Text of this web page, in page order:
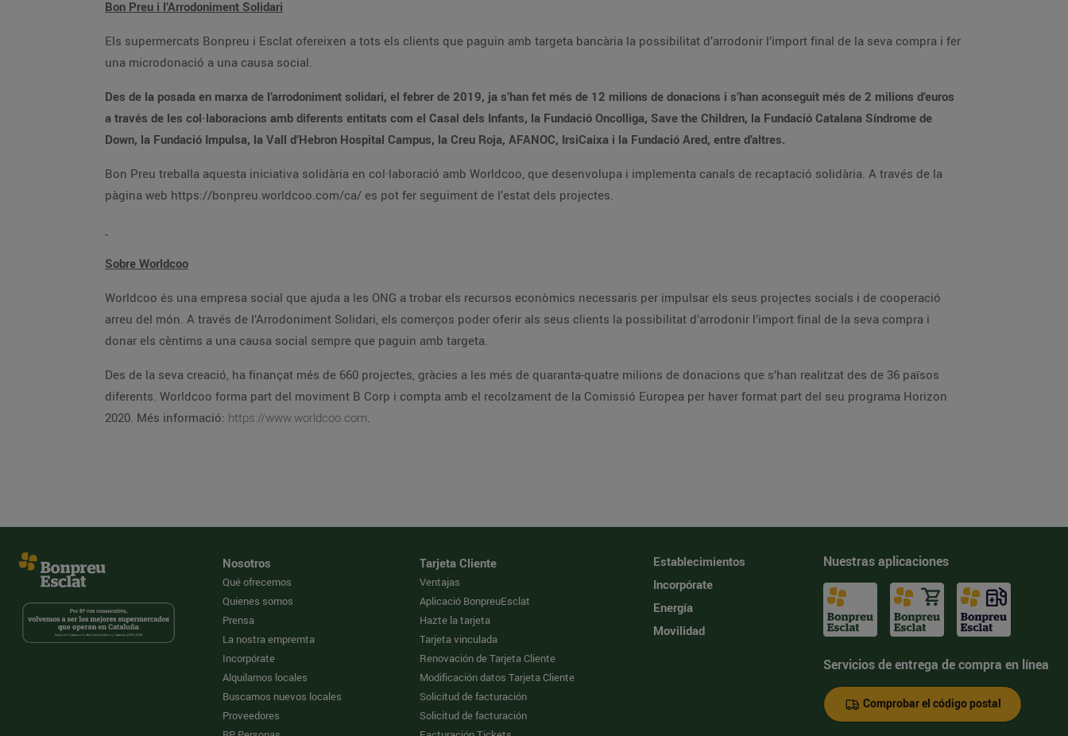
Bon Preu i l’Arrodoniment Solidari
Els supermercats Bonpreu i Esclat ofereixen a tots els clients que paguin amb targeta bancària la possibilitat d’arrodonir l’import final de la seva compra i fer
una microdonació a una causa social.
Des de la posada en marxa de l’arrodoniment solidari, el febrer de 2019, ja s’han fet més de 12 milions de donacions i s’han aconseguit més de 2 milions d’euros
a través de les col·laboracions amb diferents entitats com el Casal dels Infants, la Fundació Oncolliga, Save the Children, la Fundació Catalana Síndrome de
Down, la Fundació Impulsa, la Vall d’Hebron Hospital Campus, la Creu Roja, AFANOC, IrsiCaixa i la Fundació Ared, entre d’altres.
Bon Preu treballa aquesta iniciativa solidària en col·laboració amb Worldcoo, que desenvolupa i implementa canals de recaptació solidària. A través de la
pàgina web https://bonpreu.worldcoo.com/ca/ es pot fer seguiment de l’estat dels projectes.
Sobre Worldcoo
Worldcoo és una empresa social que ajuda a les ONG a trobar els recursos econòmics necessaris per impulsar els seus projectes socials i de cooperació
arreu del món. A través de l’Arrodoniment Solidari, els comerços poder oferir als seus clients la possibilitat d’arrodonir l’import final de la seva compra i
donar els cèntims a una causa social sempre que paguin amb targeta.
Des de la seva creació, ha finançat més de 660 projectes, gràcies a les més de quaranta-quatre milions de donacions que s’han realitzat des de 36 països
diferents. Worldcoo forma part del moviment B Corp i compta amb el recolzament de la Comissió Europea per haver format part del seu programa Horizon
2020. Més informació: https://www.worldcoo.com.
Nosotros
Qué ofrecemos
Quienes somos
Prensa
La nostra empremta
Incorpórate
Alquilamos locales
Buscamos nuevos locales
Proveedores
Tarjeta Cliente
Ventajas
Aplicació BonpreuEsclat
Hazte la tarjeta
Tarjeta vinculada
Renovación de Tarjeta Cliente
Modificación datos Tarjeta Cliente
Solicitud de facturación
Solicitud de facturación
Establecimientos
Incorpórate
Energía
Movilidad
Nuestras aplicaciones
Servicios de entrega de compra en línea
Comprobar el código postal